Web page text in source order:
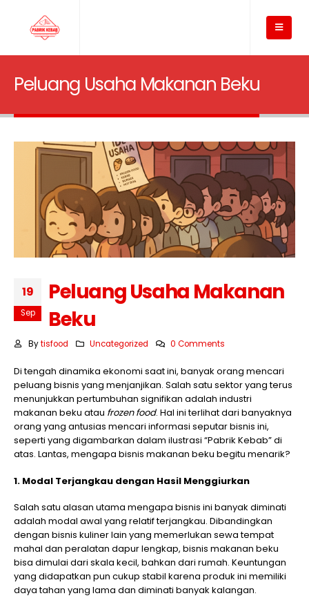
Peluang Usaha Makanan Beku
19
Sep
Peluang Usaha Makanan
Beku
By tisfood Uncategorized 0 Comments
Di tengah dinamika ekonomi saat ini, banyak orang mencari
peluang bisnis yang menjanjikan. Salah satu sektor yang terus
menunjukkan pertumbuhan signifikan adalah industri
makanan beku atau frozen food. Hal ini terlihat dari banyaknya
orang yang antusias mencari informasi seputar bisnis ini,
seperti yang digambarkan dalam ilustrasi “Pabrik Kebab” di
atas. Lantas, mengapa bisnis makanan beku begitu menarik?
1. Modal Terjangkau dengan Hasil Menggiurkan
Salah satu alasan utama mengapa bisnis ini banyak diminati
adalah modal awal yang relatif terjangkau. Dibandingkan
dengan bisnis kuliner lain yang memerlukan sewa tempat
mahal dan peralatan dapur lengkap, bisnis makanan beku
bisa dimulai dari skala kecil, bahkan dari rumah. Keuntungan
yang didapatkan pun cukup stabil karena produk ini memiliki
daya tahan yang lama dan diminati banyak kalangan.